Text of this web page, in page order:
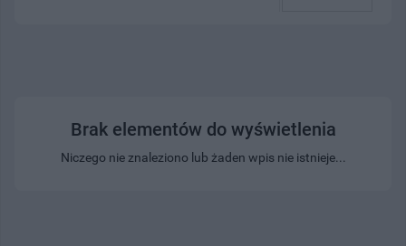
Brak elementów do wyświetlenia
Niczego nie znaleziono lub żaden wpis nie istnieje...